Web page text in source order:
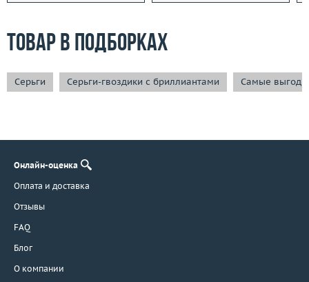
Товар в подборках
Серьги Серьги-гвоздики с бриллиантами Самые
Онлайн-оценка
Оплата и доставка
Отзывы
FAQ
Блог
О компании